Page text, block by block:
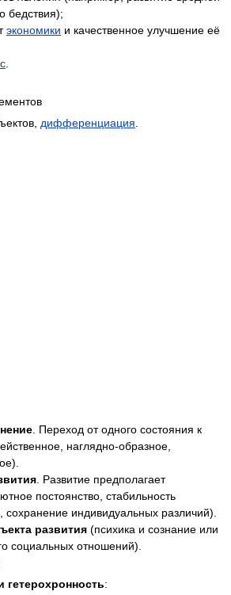
бедствия);
экономики и качественное улучшение её
дифференциация
. Переход от одного состояния к
наглядно-образное,
. Развитие предполагает
постоянство, стабильность
сохранение индивидуальных различий).
развития (психика и сознание или
социальных отношений).
гетерохронность: